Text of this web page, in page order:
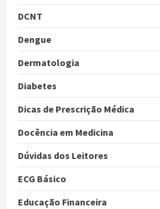
DCNT
Dengue
Dermatologia
Diabetes
Dicas de Prescrição Médica
Docência em Medicina
Dúvidas dos Leitores
ECG Básico
Educação Financeira